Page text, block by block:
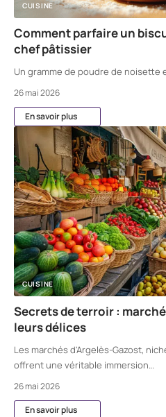
CUISINE
Comment parfaire un
chef pâtissier
Un gramme de poudre de noisette
26 mai 2026
En savoir plus
CUISINE
Secrets de terroir :
leurs délices
Les marchés d'Argelès-Gazost,
offrent une véritable immersion…
26 mai 2026
En savoir plus